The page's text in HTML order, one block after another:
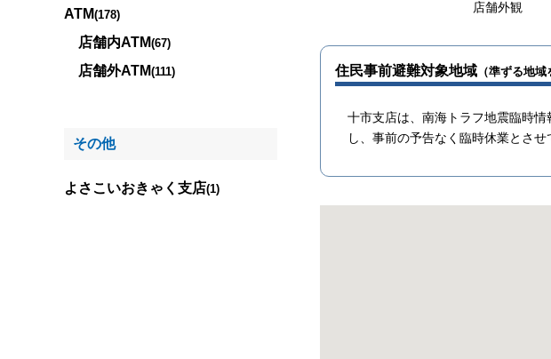
店舗外観
住民事前避難対象地域 （準ずる地域
十市支店は、南海トラフ地震臨時
し、事前の予告なく臨時休業とさ
ATM(178)
店舗内ATM(67)
店舗外ATM(111)
その他
よさこいおきゃく支店(1)